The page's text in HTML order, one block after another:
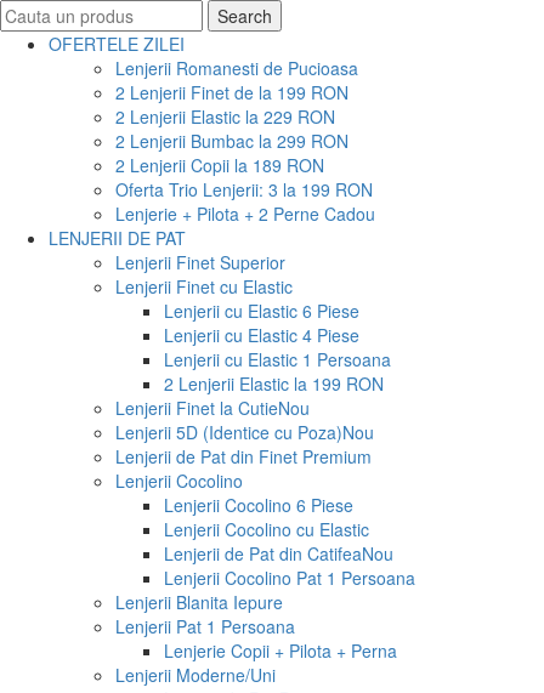
Search
for:
Search
OFERTELE ZILEI
Lenjerii Romanesti de Pucioasa
2 Lenjerii Finet de la 199 RON
2 Lenjerii Elastic la 229 RON
2 Lenjerii Bumbac la 299 RON
2 Lenjerii Copii la 189 RON
Oferta Trio Lenjerii: 3 la 199 RON
Lenjerie + Pilota + 2 Perne Cadou
LENJERII DE PAT
Lenjerii Finet Superior
Lenjerii Finet cu Elastic
Lenjerii cu Elastic 6 Piese
Lenjerii cu Elastic 4 Piese
Lenjerii cu Elastic 1 Persoana
2 Lenjerii Elastic la 199 RON
Lenjerii Finet la CutieNou
Lenjerii 5D (Identice cu Poza)Nou
Lenjerii de Pat din Finet Premium
Lenjerii Cocolino
Lenjerii Cocolino 6 Piese
Lenjerii Cocolino cu Elastic
Lenjerii de Pat din CatifeaNou
Lenjerii Cocolino Pat 1 Persoana
Lenjerii Blanita Iepure
Lenjerii Pat 1 Persoana
Lenjerie Copii + Pilota + Perna
Lenjerii Moderne/Uni